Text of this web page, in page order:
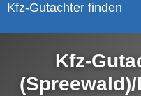
Kfz-Gutachter finden
Kfz-